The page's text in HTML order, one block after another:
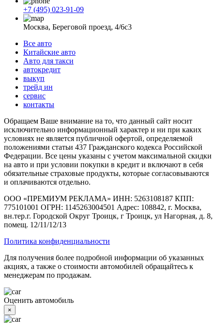
+7 (495) 023-91-09
Москва, Береговой проезд, 4/6с3
Все авто
Китайские авто
Авто для такси
автокредит
выкуп
трейд ин
сервис
контакты
Обращаем Ваше внимание на то, что данный сайт носит
исключительно информационный характер и ни при каких
условиях не является публичной офертой, определяемой
положениями статьи 437 Гражданского кодекса Российской
Федерации. Все цены указаны с учетом максимальной скидки
на авто и при условии покупки в кредит и включают в себя
обязательные страховые продукты, которые согласовываются
и оплачиваются отдельно.
ООО «ПРЕМИУМ РЕКЛАМА» ИНН: 5263108187 КПП:
775101001 ОГРН: 1145263004501 Адрес: 108842, г. Москва,
вн.тер.г. Городской Округ Троицк, г Троицк, ул Нагорная, д. 8,
помещ. 12/11/12/13
Политика конфиденциальности
Для получения более подробной информации об указанных
акциях, а также о стоимости автомобилей обращайтесь к
менеджерам по продажам.
Оценить автомобиль
×